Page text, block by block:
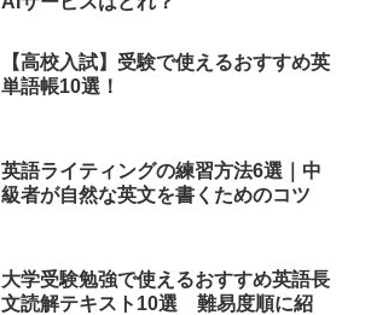
【高校入試】受験で使えるおすすめ英
単語帳10選！
英語ライティングの練習方法6選｜中
級者が自然な英文を書くためのコツ
大学受験勉強で使えるおすすめ英語長
文読解テキスト10選 難易度順に紹